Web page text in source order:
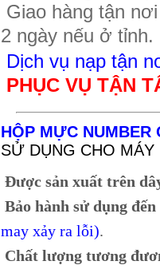
Giao hàng tận
2 ngày nếu ở tỉnh.
Dịch vụ nạp tận
PHỤC VỤ TẬN
HỘP MỰC NUMBER
SỬ DỤNG CHO
Được sản xuất trên
Bảo hành sử dụng
may xảy ra lỗi).
Chất lượng tương